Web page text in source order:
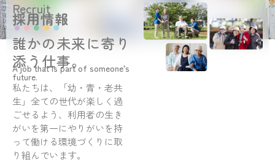
Recruit
採用情報
誰かの未来に寄り
添う仕事。
A job that is part of someone’s
future.
私たちは、「幼・青・老共
生」全ての世代が楽しく過
ごせるよう、利用者の生き
がいを第一にやりがいを持
って働ける環境づくりに取
り組んでいます。